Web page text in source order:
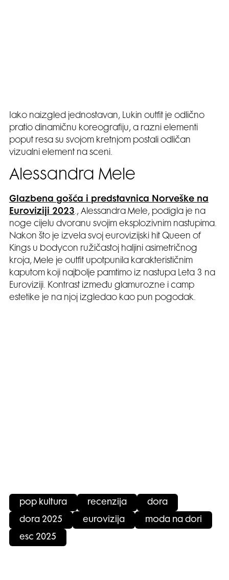
Iako naizgled jednostavan, Lukin outfit je odlično
pratio dinamičnu koreografiju, a razni elementi
poput resa su svojom kretnjom postali odličan
vizualni element na sceni.
Alessandra Mele
Glazbena gošća i predstavnica Norveške na
Euroviziji 2023., Alessandra Mele, podigla je na
noge cijelu dvoranu svojim eksplozivnim nastupima.
Nakon što je izvela svoj eurovizijski hit Queen of
Kings u bodycon ružičastoj haljini asimetričnog
kroja, Mele je outfit upotpunila karakterističnim
kaputom koji najbolje pamtimo iz nastupa Leta 3 na
Euroviziji. Kontrast između glamurozne i camp
estetike je na njoj izgledao kao pun pogodak.
pop kultura recenzija dora
dora 2025 eurovizija moda na dori
esc 2025